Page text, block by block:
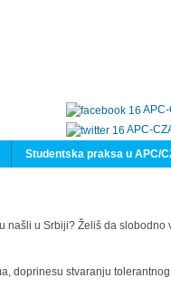
APC-
Studentska praksa u APC/
našli u Srbiji? Želiš da slobodno
doprinesu stvaranju